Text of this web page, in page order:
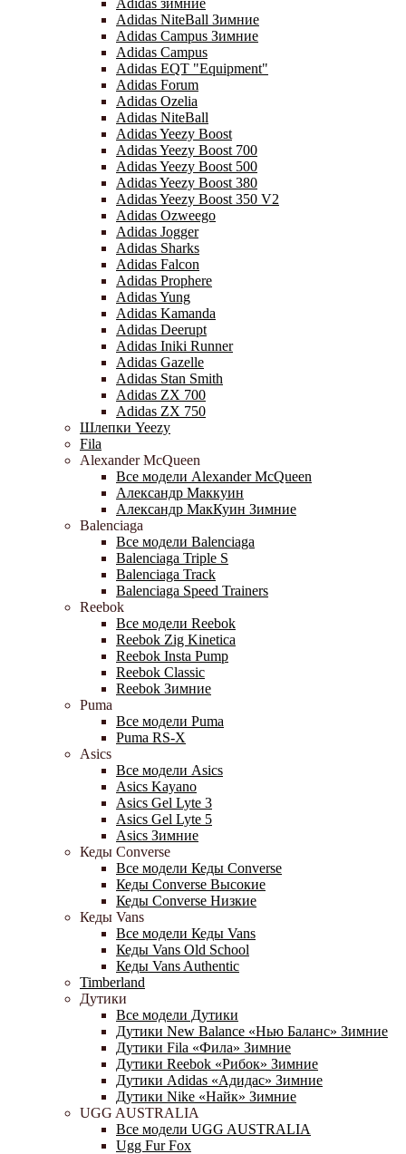
Adidas зимние
Adidas NiteBall Зимние
Adidas Campus Зимние
Adidas Campus
Adidas EQT "Equipment"
Adidas Forum
Adidas Ozelia
Adidas NiteBall
Adidas Yeezy Boost
Adidas Yeezy Boost 700
Adidas Yeezy Boost 500
Adidas Yeezy Boost 380
Adidas Yeezy Boost 350 V2
Adidas Ozweego
Adidas Jogger
Adidas Sharks
Adidas Falcon
Adidas Prophere
Adidas Yung
Adidas Kamanda
Adidas Deerupt
Adidas Iniki Runner
Adidas Gazelle
Adidas Stan Smith
Adidas ZX 700
Adidas ZX 750
Шлепки Yeezy
Fila
Alexander McQueen
Все модели Alexander McQueen
Александр Маккуин
Александр МакКуин Зимние
Balenciaga
Все модели Balenciaga
Balenciaga Triple S
Balenciaga Track
Balenciaga Speed Trainers
Reebok
Все модели Reebok
Reebok Zig Kinetica
Reebok Insta Pump
Reebok Classic
Reebok Зимние
Puma
Все модели Puma
Puma RS-X
Asics
Все модели Asics
Asics Kayano
Asics Gel Lyte 3
Asics Gel Lyte 5
Asics Зимние
Кеды Converse
Все модели Кеды Converse
Кеды Converse Высокие
Кеды Converse Низкие
Кеды Vans
Все модели Кеды Vans
Кеды Vans Old School
Кеды Vans Authentic
Timberland
Дутики
Все модели Дутики
Дутики New Balance «Нью Баланс» Зимние
Дутики Fila «Фила» Зимние
Дутики Reebok «Рибок» Зимние
Дутики Adidas «Адидас» Зимние
Дутики Nike «Найк» Зимние
UGG AUSTRALIA
Все модели UGG AUSTRALIA
Ugg Fur Fox